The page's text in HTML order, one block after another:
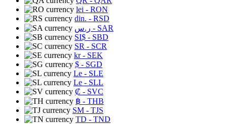
lei - RON
din. - RSD
ر.س - SAR
SI$ - SBD
SR - SCR
kr- SEK
$ - SGD
Le - SLE
Le - SLL
₡ - SVC
฿ - THB
ЅМ - TJS
TD - TND